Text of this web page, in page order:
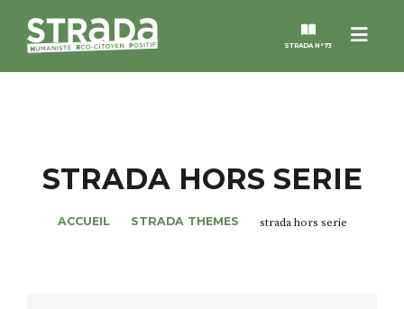
Menu
STRADA N°73
MAGAZINES
NOS THÈMES
STRADA HORS SERIE
ACCUEIL STRADA THEMES strada hors serie